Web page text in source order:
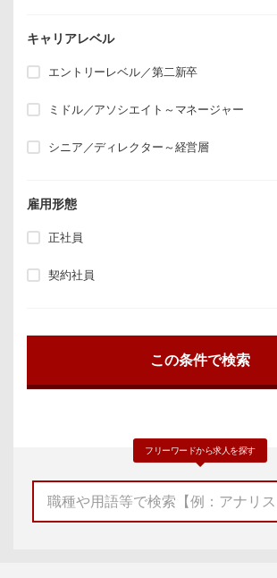
キャリアレベル
エントリーレベル／第二新卒
ミドル／アソシエイト～マネージャー
シニア／ディレクター～経営層
雇用形態
正社員
契約社員
フリーワードから求人を探す